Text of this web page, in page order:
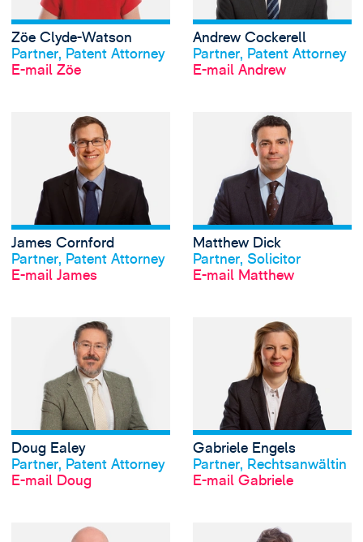
Profil anschauen
Zöe Clyde-Watson
Partner, Patent Attorney
E-mail Zöe
Profil anschauen
Andrew Cockerell
Partner, Patent Attorney
E-mail Andrew
Profil anschauen
James Cornford
Partner, Patent Attorney
E-mail James
View James
Profil anschauen
Matthew Dick
Partner, Solicitor
E-mail Matthew
Doug Ealey
Partner, Patent Attorney
E-mail Doug
View Doug
Profil anschauen
Gabriele Engels
Partner, Rechtsanwältin
E-mail Gabriele
View Hanns-